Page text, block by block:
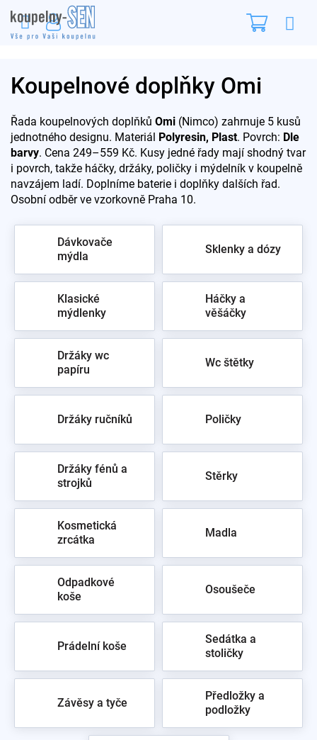
na
obsah
Koupelnové doplňky Omi
Řada koupelnových doplňků Omi (Nimco) zahrnuje 5 kusů
jednotného designu. Materiál Polyresin, Plast. Povrch: Dle
barvy. Cena 249–559 Kč. Kusy jedné řady mají shodný tvar
i povrch, takže háčky, držáky, poličky i mýdelník v koupelně
navzájem ladí. Doplníme baterie i doplňky dalších řad.
Osobní odběr ve vzorkovně Praha 10.
Dávkovače
mýdla
Sklenky a dózy
Klasické
mýdlenky
Háčky a
věšáčky
Držáky wc
papíru
Wc štětky
Držáky ručníků Poličky
Držáky fénů a
strojků
Stěrky
Kosmetická
zrcátka
Madla
Odpadkové
koše
Osoušeče
Prádelní koše
Sedátka a
stoličky
Závěsy a tyče
Předložky a
podložky